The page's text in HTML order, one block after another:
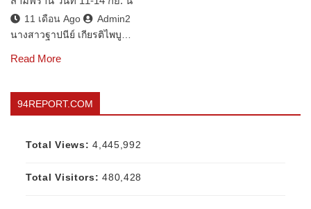
11 เดือน Ago
Admin2
นางสาวฐาปนีย์ เกียรติไพบู…
Read More
94REPORT.COM
Total Views:4,445,992
Total Visitors:480,428